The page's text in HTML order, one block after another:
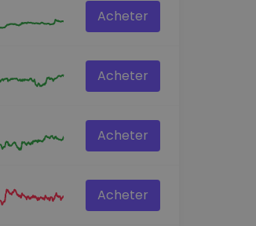
Acheter
Acheter
Acheter
Acheter